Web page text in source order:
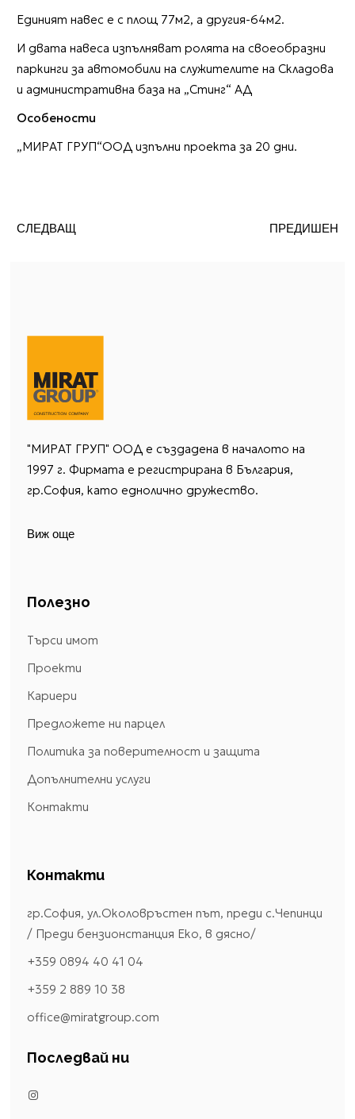
Единият навес е с площ 77м2, а другия-64м2.
И двата навеса изпълняват ролята на своеобразни
паркинги за автомобили на служителите на Складова
и административна база на „Стинг“ АД
Особености
„МИРАТ ГРУП“ООД изпълни проекта за 20 дни.
СЛЕДВАЩ ПРЕДИШЕН
"МИРАТ ГРУП" ООД е създадена в началото на
1997 г. Фирмата е регистрирана в България,
гр.София, като еднолично дружество.
Виж още
Полезно
Търси имот
Проекти
Кариери
Предложете ни парцел
Политика за поверителност и защита
Допълнителни услуги
Контакти
Контакти
гр.София, ул.Околовръстен път, преди с.Чепинци
/ Преди бензионстанция Еко, в дясно/
+359 0894 40 41 04
+359 2 889 10 38
office@miratgroup.com
Последвай ни